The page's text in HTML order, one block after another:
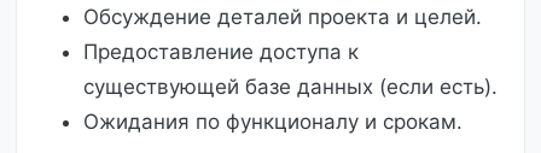
Обсуждение деталей проекта и целей.
Предоставление доступа к
существующей базе данных (если есть).
Ожидания по функционалу и срокам.